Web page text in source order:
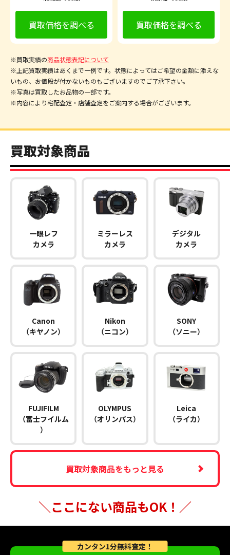
買取価格を調べる 買取価格を調べる
※買取実績の商品状態表記について
※上記買取実績はあくまで一例です。状態によってはご希望の金額に添えな
いもの、お値段が付かないものもございますのでご了承下さい。
※写真は買取したお品物の一部です。
※内容により宅配査定・店舗査定をご案内する場合がございます。
買取対象商品
一眼レフ
カメラ
ミラーレス
カメラ
デジタル
カメラ
Canon
（キヤノン）
Nikon
（ニコン）
SONY
（ソニー）
FUJIFILM
（富士フイルム
）
OLYMPUS
（オリンパス）
Leica
（ライカ）
買取対象商品をもっと見る
＼ここにない商品もOK！／
カンタン1分無料査定！